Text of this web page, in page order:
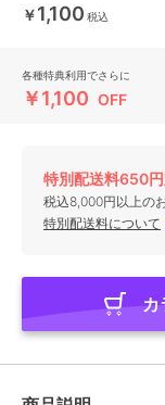
￥1,100 税込
各種特典利用でさらに
￥1,100 OFF
特別配送料650
税込8,000円以上の
特別配送料について
カ